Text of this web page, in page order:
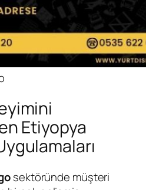
Etiyopya
sektöründe müşteri